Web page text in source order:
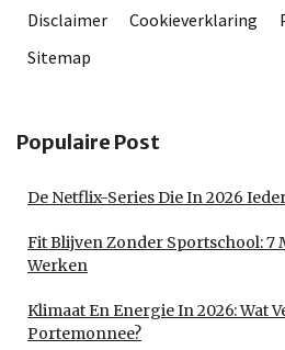
Disclaimer Cookieverklaring
Sitemap
Populaire Post
De Netflix-Series Die In 2026
Fit Blijven Zonder Sportschool: 7
Werken
Klimaat En Energie In 2026: Wat
Portemonnee?